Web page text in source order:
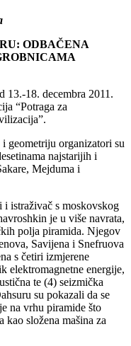
ODBAČENA
13.-18. decembra 2011.
“Potraga za
geometriju organizatori su
najstarijih i
Mejduma i
istraživač s moskovskog
je u više navrata,
polja piramida. Njegov
Savijena i Snefruova
s četiri izmjerene
elektromagnetne energije,
te (4) seizmička
su pokazali da se
na vrhu piramide što
kao složena mašina za